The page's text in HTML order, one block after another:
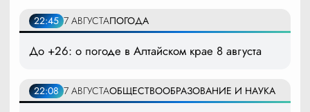
22:45 7 АВГУСТАПОГОДА
До +26: о погоде в Алтайском крае 8 августа
22:08 7 АВГУСТАОБЩЕСТВООБРАЗОВАНИЕ И НАУКА